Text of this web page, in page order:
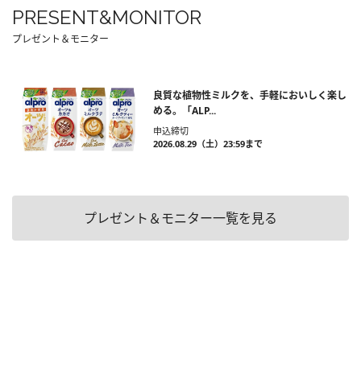
PRESENT&MONITOR
プレゼント＆モニター
良質な植物性ミルクを、手軽においしく楽し
める。「ALP...
申込締切
2026.08.29（土）23:59まで
プレゼント＆モニター一覧を見る